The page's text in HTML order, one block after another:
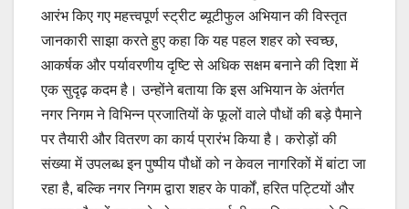
आरंभ किए गए महत्त्वपूर्ण स्ट्रीट ब्यूटीफुल अभियान की विस्तृत
जानकारी साझा करते हुए कहा कि यह पहल शहर को स्वच्छ,
आकर्षक और पर्यावरणीय दृष्टि से अधिक सक्षम बनाने की दिशा में
एक सुदृढ़ कदम है। उन्होंने बताया कि इस अभियान के अंतर्गत
नगर निगम ने विभिन्न प्रजातियों के फूलों वाले पौधों की बड़े पैमाने
पर तैयारी और वितरण का कार्य प्रारंभ किया है। करोड़ों की
संख्या में उपलब्ध इन पुष्पीय पौधों को न केवल नागरिकों में बांटा जा
रहा है, बल्कि नगर निगम द्वारा शहर के पार्कों, हरित पट्टियों और